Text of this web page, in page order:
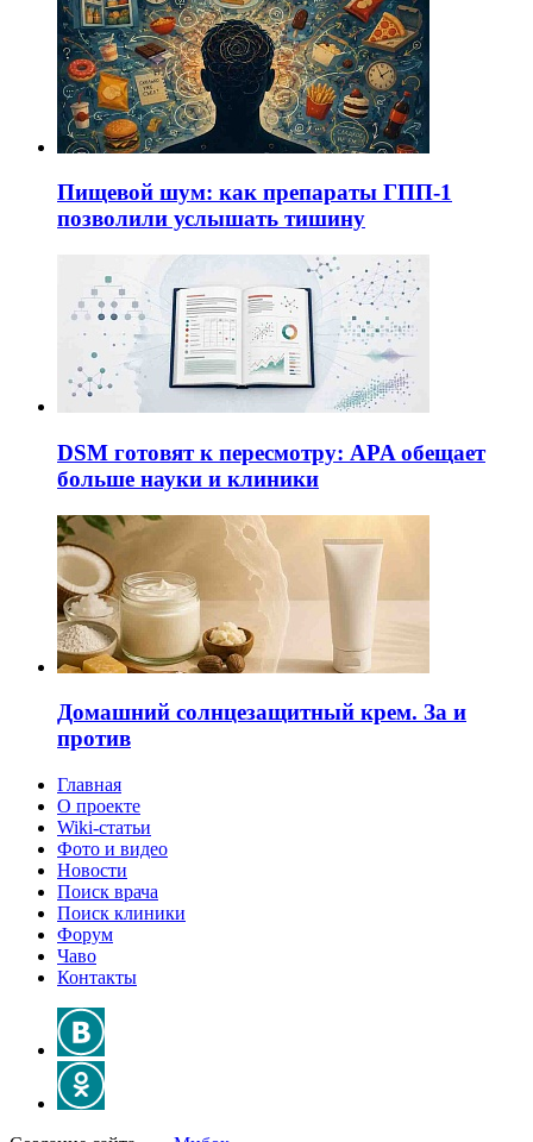
Пищевой шум: как препараты ГПП-1
позволили услышать тишину
DSM готовят к пересмотру: APA обещает
больше науки и клиники
Домашний солнцезащитный крем. За и
против
Главная
О проекте
Wiki-статьи
Фото и видео
Новости
Поиск врача
Поиск клиники
Форум
Чаво
Контакты